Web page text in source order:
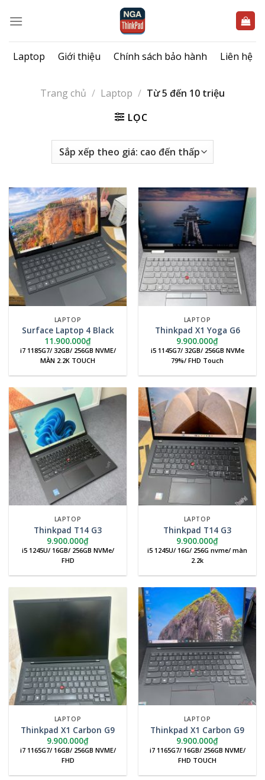
qua
dungLaptop Giới thiệu Chính sách bảo hành Liên hệ
Trang chủ / Laptop / Từ 5 đến 10 triệu
LỌC
LAPTOP
Surface Laptop 4 Black
11.900.000₫
i7 1185G7/ 32GB/ 256GB NVME/
MÀN 2.2K TOUCH
LAPTOP
Thinkpad X1 Yoga G6
9.900.000₫
i5 1145G7/ 32GB/ 256GB NVMe
79%/ FHD Touch
LAPTOP
Thinkpad T14 G3
9.900.000₫
i5 1245U/ 16GB/ 256GB NVMe/
FHD
LAPTOP
Thinkpad T14 G3
9.900.000₫
i5 1245U/ 16G/ 256G nvme/ màn
2.2k
LAPTOP
Thinkpad X1 Carbon G9
9.900.000₫
i7 1165G7/ 16GB/ 256GB NVME/
FHD
LAPTOP
Thinkpad X1 Carbon G9
9.900.000₫
i7 1165G7/ 16GB/ 256GB NVME/
FHD TOUCH